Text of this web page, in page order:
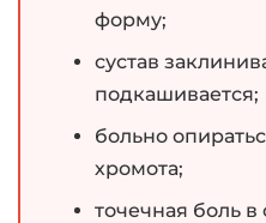
форму;
сустав
подкашивается;
больно
хромота;
точечная боль